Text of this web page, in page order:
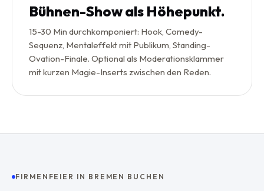
Bühnen-Show als Höhepunkt.
15-30 Min durchkomponiert: Hook, Comedy-
Sequenz, Mentaleffekt mit Publikum, Standing-
Ovation-Finale. Optional als Moderationsklammer
mit kurzen Magie-Inserts zwischen den Reden.
FIRMENFEIER IN BREMEN BUCHEN